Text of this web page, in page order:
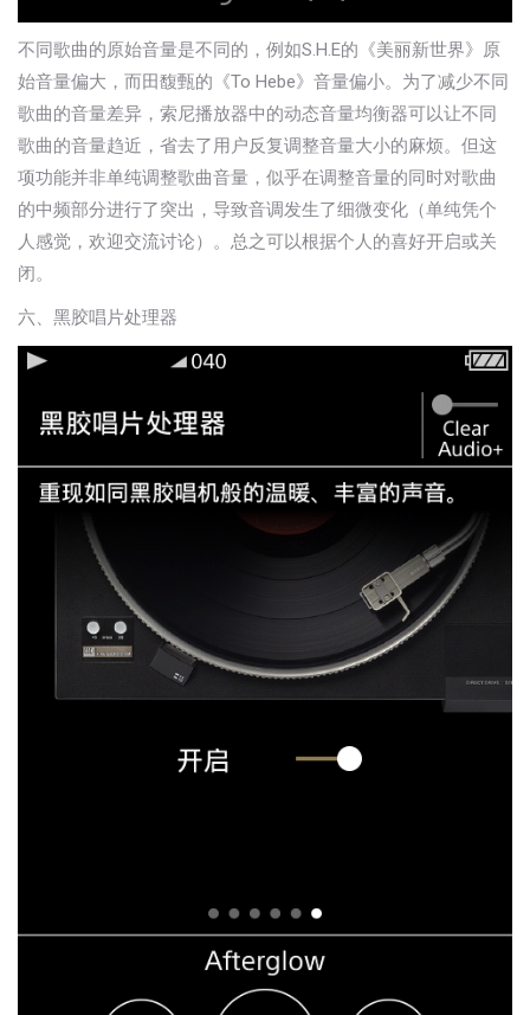
不同歌曲的原始音量是不同的，例如S.H.E的《美丽新世界》原
始音量偏大，而田馥甄的《To Hebe》音量偏小。为了减少不同
歌曲的音量差异，索尼播放器中的动态音量均衡器可以让不同
歌曲的音量趋近，省去了用户反复调整音量大小的麻烦。但这
项功能并非单纯调整歌曲音量，似乎在调整音量的同时对歌曲
的中频部分进行了突出，导致音调发生了细微变化（单纯凭个
人感觉，欢迎交流讨论）。总之可以根据个人的喜好开启或关
闭。
六、黑胶唱片处理器